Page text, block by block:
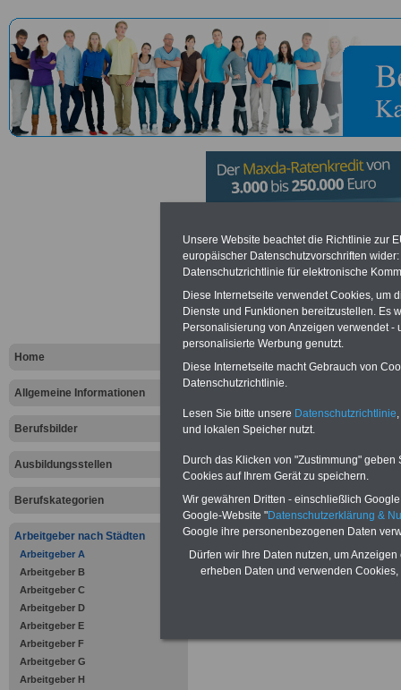
Home
Allgemeine Informationen
Berufsbilder
Ausbildungsstellen
Berufskategorien
Arbeitgeber nach Städten
Arbeitgeber A
Arbeitgeber B
Arbeitgeber C
Arbeitgeber D
Arbeitgeber E
Arbeitgeber F
Arbeitgeber G
Arbeitgeber H
Andernach
Vorteile für den öffentlichen
Vergleichen und sparen
Bausparen schon ab 16 Jahren
Berufsunfähigkeitsabsicherung
Online-Vergleich Gesetzliche
Krankenkassen
Krankenversicherung
.
Unsere Website beachtet die Richtlinie zur
europäischer Datenschutzvorschriften
Datenschutzrichtlinie für elektronische
Diese Internetseite verwendet Cookies, um
Dienste und Funktionen bereitzustellen. Es
Personalisierung von Anzeigen verwendet
personalisierte Werbung genutzt.
Diese Internetseite macht Gebrauch von
Datenschutzrichtlinie.
Lesen Sie bitte unsere Datenschutzrichtlinie
und lokalen Speicher nutzt.
Durch das Klicken von "Zustimmung"
Cookies auf Ihrem Gerät zu speichern.
Wir gewähren Dritten - einschließlich
Google-Website "Datenschutzerklärung &
Google ihre personenbezogenen Daten
Dürfen wir Ihre Daten nutzen, um
erheben Daten und verwenden